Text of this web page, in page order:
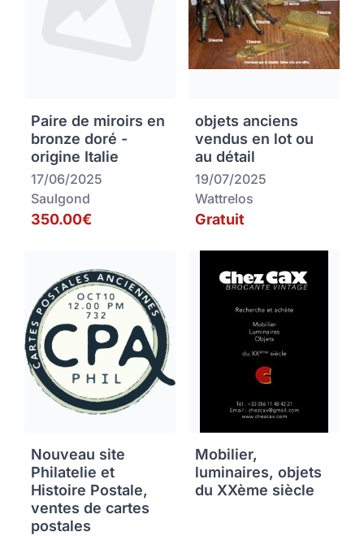
Paire de miroirs en
bronze doré -
origine Italie
17/06/2025
Saulgond
350.00€
objets anciens
vendus en lot ou
au détail
19/07/2025
Wattrelos
Gratuit
Nouveau site
Philatelie et
Histoire Postale,
ventes de cartes
postales
Mobilier,
luminaires, objets
du XXème siècle